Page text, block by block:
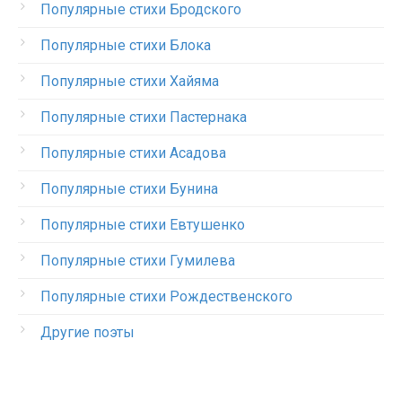
Популярные стихи Бродского
Популярные стихи Блока
Популярные стихи Хайяма
Популярные стихи Пастернака
Популярные стихи Асадова
Популярные стихи Бунина
Популярные стихи Евтушенко
Популярные стихи Гумилева
Популярные стихи Рождественского
Другие поэты